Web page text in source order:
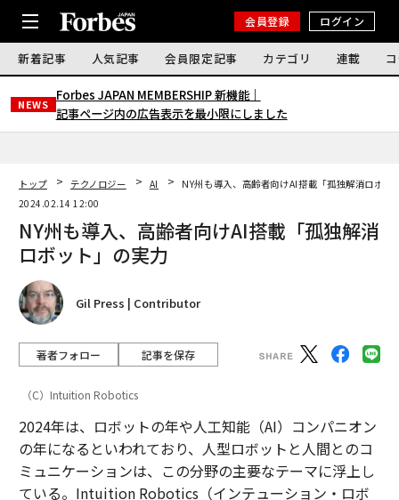
会員登録 ログイン
新着記事 人気記事 会員限定記事 カテゴリ 連載
NEWS
Forbes JAPAN MEMBERSHIP 新機能｜
記事ページ内の広告表示を最小限にしました
トップ テクノロジー AI
NY州も導入、高齢者向けAI搭載「孤独解消ロボッ
2024.02.14 12:00
NY州も導入、高齢者向けAI搭載「孤独解消
ロボット」の実力
Gil Press | Contributor
著者フォロー 記事を保存
（C）Intuition Robotics
2024年は、ロボットの年や人工知能（AI）コンパニオン
の年になるといわれており、人型ロボットと人間とのコ
ミュニケーションは、この分野の主要なテーマに浮上し
ている。Intuition Robotics（インテューション・ロボ